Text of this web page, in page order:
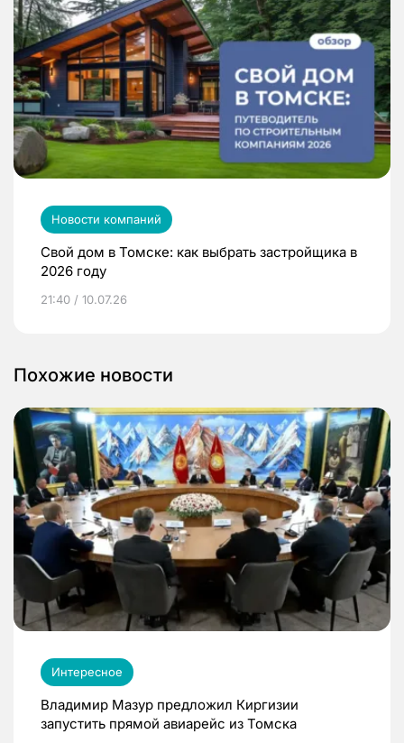
Новости компаний
Свой дом в Томске: как выбрать застройщика в
2026 году
21:40 / 10.07.26
Похожие новости
Интересное
Владимир Мазур предложил Киргизии
запустить прямой авиарейс из Томска